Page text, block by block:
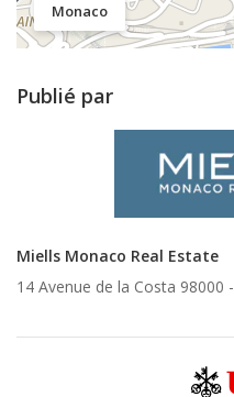
Monaco
Publié par
Miells Monaco Real Estate
14 Avenue de la Costa 98000 -